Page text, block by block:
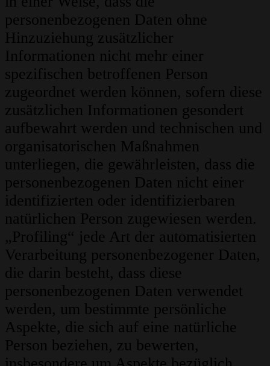
personenbezogenen Daten ohne
Hinzuziehung zusätzlicher
Informationen nicht mehr einer
spezifischen betroffenen Person
zugeordnet werden können, sofern diese
zusätzlichen Informationen gesondert
aufbewahrt werden und technischen und
organisatorischen Maßnahmen
unterliegen, die gewährleisten, dass die
personenbezogenen Daten nicht einer
identifizierten oder identifizierbaren
natürlichen Person zugewiesen werden.
„Profiling“ jede Art der automatisierten
Verarbeitung personenbezogener Daten,
die darin besteht, dass diese
personenbezogenen Daten verwendet
werden, um bestimmte persönliche
Aspekte, die sich auf eine natürliche
Person beziehen, zu bewerten,